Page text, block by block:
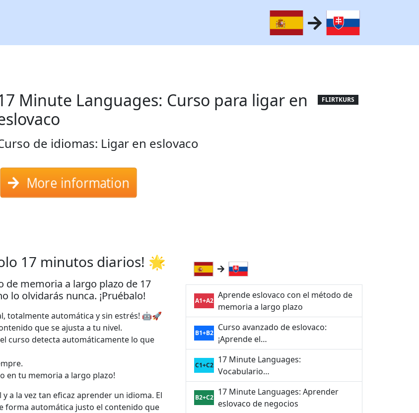
FLIRTKURS
Minute Languages: Curso para ligar en
de idiomas: Ligar en eslovaco
More information
17 minutos diarios! 🌟
de memoria a largo plazo de 17
lo olvidarás nunca. ¡Pruébalo!
totalmente automática y sin estrés! 🤖🚀
que se ajusta a tu nivel.
curso detecta automáticamente lo que
en tu memoria a largo plazo!
a la vez tan eficaz aprender un idioma. El
forma automática justo el contenido que
A1+A2
Aprende eslovaco con el método de
memoria a largo plazo
B1+B2
Curso avanzado de eslovaco:
¡Aprende el…
C1+C2
17 Minute Languages:
Vocabulario…
B2+C2
17 Minute Languages: Aprender
eslovaco de negocios